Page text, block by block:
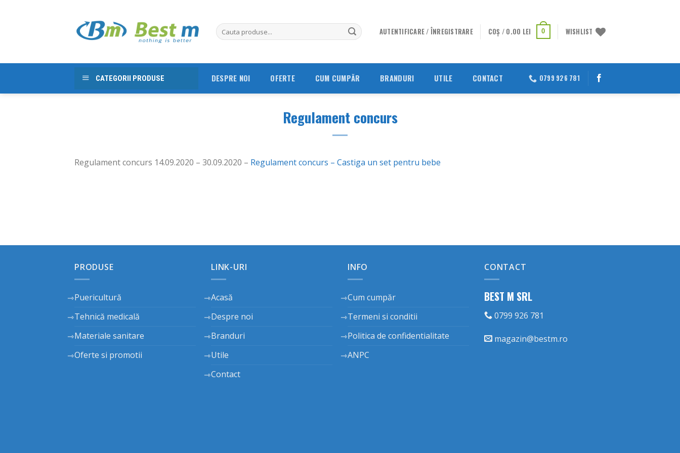
AUTENTIFICARE / ÎNREGISTRARE COȘ / 0.00 LEI 0 WISHLIST
CATEGORII PRODUSE DESPRE NOI OFERTE CUM CUMPĂR BRANDURI UTILE CONTACT 0799 926 781
Regulament concurs
Regulament concurs 14.09.2020 – 30.09.2020 – Regulament concurs – Castiga un set pentru bebe
PRODUSE
Puericultură
Tehnică medicală
Materiale sanitare
Oferte si promotii
LINK-URI
Acasă
Despre noi
Branduri
Utile
Contact
INFO
Cum cumpăr
Termeni si conditii
Politica de confidentialitate
ANPC
CONTACT
BEST M SRL
0799 926 781
magazin@bestm.ro